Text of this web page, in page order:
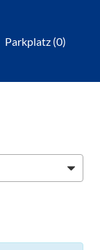
Parkplatz (0)